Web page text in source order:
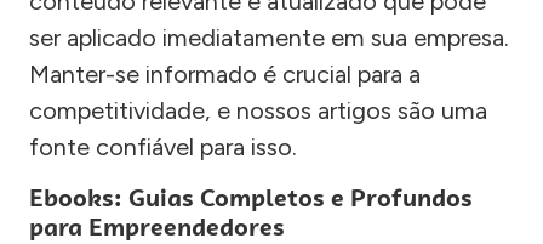
ser aplicado imediatamente em sua empresa.
Manter-se informado é crucial para a
competitividade, e nossos artigos são uma
fonte confiável para isso.
Ebooks: Guias Completos e Profundos
para Empreendedores